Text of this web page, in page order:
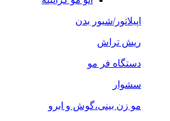
اپیلاتور/شیور بدن
ریش تراش
دستگاه فر مو
سشوار
مو زن بینی،گوش و ابرو